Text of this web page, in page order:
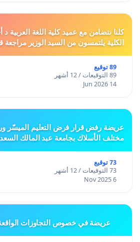
كلنا نتضامن مع عميد كلية اللغة العربية
الكلية يلتمسون من السيد الوزير مراجعة
89 توقيع
89 التوقيعات / 12 أشهر
14 Jun 2026
عريضة رفض قرار فرض التعليم الميسّر
مختلف الأسلاك بجامعة عبد المالك
73 توقيع
73 التوقيعات / 12 أشهر
6 Nov 2025
عريضة في خصوص التجاوزات